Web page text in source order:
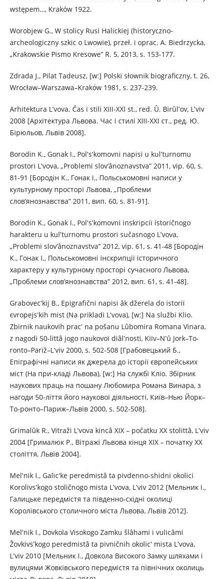
wstępem…, Kraków 1922.
Worobjew G., W stolicy Rusi Halickiej (historyczno-
archeologiczny szkic o Lwowie), przeł. i oprac. A. Biedrzycka,
„Krakowskie Pismo Kresowe” R. 5, 2013, s. 153-177.
Zdrada J., Pilat Tadeusz, [w:] Polski słownik biograficzny, t. 26,
Wrocław–Warszawa–Kraków 1981, s. 237-239.
Arhіtektura Lʹvova. Čas і stilі XIII-XXI st., red. Û. Bіrûlʹov, Lʹvіv
2008 [Архітектура Львова. Час і стилі XIII-XXI ст., ред. Ю.
Бірюльов, Львів 2008].
Borodіn K., Gonak I., Polʹsʹkomovnі napisi u kulʹturnomu
prostorі Lʹvova, „Problemi slov’ânoznavstva” 2011, vip. 60, s.
81-91 [Бородін К., Гонак I., Польськомовні написи у
культурному просторі Львова, „Проблеми
слов’янознавства” 2011, вип. 60, s. 81-91].
Borodіn K., Gonak I., Polʹsʹkomovnі іnskripcії іstoričnogo
harakteru u kulʹturnomu prostorі sučasnogo Lʹvova,
„Problemi slov’ânoznavstva” 2012, vip. 61, s. 41-48 [Бородін
К., Гонак I., Польськомовні інскрипції історичного
характеру у культурному просторі сучасного Львова,
„Проблеми слов’янознавства” 2012, вип. 61, s. 41-48].
Grabovecʹkij B., Epіgrafіčnі napisi âk džerela do іstorії
єvropejsʹkih mіst (Na prikladі Lʹvova), [w:] Na službі Klіo.
Zbіrnik naukovih pracʹ na pošanu Lûbomira Romana Vinara,
z nagodi 50-lіttâ jogo naukovoї dіâlʹnostі, Kiїv–Nʹû Jork–To-
ronto–Pariž–Lʹvіv 2000, s. 502-508 [Грабовецький Б.,
Епігрaфічні написи як джерела до історії європейських
міст (На при-кладі Львова), [w:] На службі Кліо. Збірник
наукових праць на пошану Любомира Романа Винара, з
нагоди 50-ліття його наукової діяльності, Київ–Нью Йорк–
То-ронто–Париж–Львів 2000, s. 502-508].
Grimalûk R., Vіtražі Lʹvova kіncâ XIX – počatku XX stolіttâ, Lʹvіv
2004 [Грималюк Р., Вітражі Львова кінця XIX – початку XX
століття, Львів 2004].
Melʹnik І., Galicʹke peredmіstâ ta pіvdenno-shіdnі okolicі
Korolіvsʹkogo stoličnogo mіsta Lʹvova, Lʹvіv 2012 [Мельник І.,
Галицьке передмістя та південно-східні околиці
Королівського столичного міста Львова, Львів 2012].
Melʹnik І., Dovkola Visokogo Zamku šlâhami і vulicâmi
Žovkіvsʹkogo peredmіstâ ta pіvnіčnih okolicʹ mіsta Lʹvova,
Lʹvіv 2010 [Мельник І., Довкола Високого Замку шляхами і
вулицями Жовківського передмістя та північних околиць